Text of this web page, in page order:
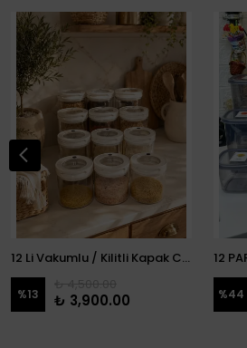
12 Li Vakumlu / Kilitli Kapak Cam Erzak Kabı / Kavanoz
%13 ₺ 3,900.00 %44